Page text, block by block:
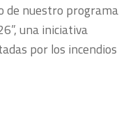
de nuestro programa
una iniciativa
por los incendios